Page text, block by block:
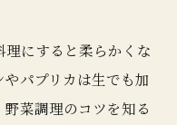
にすると柔らかくな
パプリカは生でも加
菜調理のコツを知る